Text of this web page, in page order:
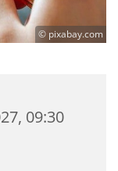
© pixabay.com
09:30